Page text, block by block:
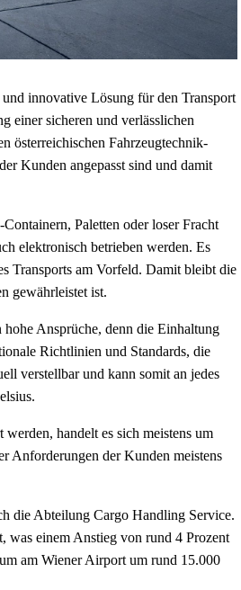
innovative Lösung für den Transport
einer sicheren und verlässlichen
österreichischen Fahrzeugtechnik-
Kunden angepasst sind und damit
Paletten oder loser Fracht
elektronisch betrieben werden. Es
Transports am Vorfeld. Damit bleibt die
gewährleistet ist.
Ansprüche, denn die Einhaltung
Richtlinien und Standards, die
verstellbar und kann somit an jedes
handelt es sich meistens um
Anforderungen der Kunden meistens
die Abteilung Cargo Handling Service.
was einem Anstieg von rund 4 Prozent
am Wiener Airport um rund 15.000